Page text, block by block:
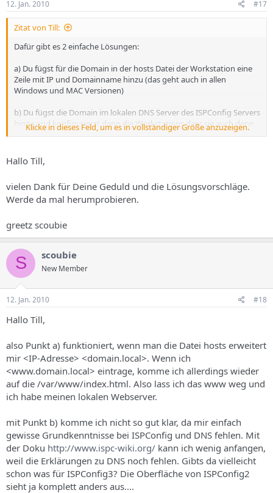
12. Jan. 2010 #17
Zitat von Till:
Dafür gibt es 2 einfache Lösungen:
a) Du fügst für die Domain in der hosts Datei der Workstation eine
Zeile mit IP und Domainname hinzu (das geht auch in allen
Windows und MAC Versionen)
b) Du fügst die Domain im lokalen DNS Server des ISPConfig Servers
hinzu und konfigurierst dann die Workstations dass sie auch denn
DNS Server mit abfragen.
Als Domainnamen eignen sich z.B. Endiúngen wie .int für intern
oder .local
Klicke in dieses Feld, um es in vollständiger Größe anzuzeigen.
Hallo Till,
vielen Dank für Deine Geduld und die Lösungsvorschläge.
Werde da mal herumprobieren.
greetz scoubie
S scoubie
New Member
12. Jan. 2010 #18
Hallo Till,
also Punkt a) funktioniert, wenn man die Datei hosts erweitert
mir <IP-Adresse> <domain.local>. Wenn ich
<www.domain.local> eintrage, komme ich allerdings wieder
auf die /var/www/index.html. Also lass ich das www weg und
ich habe meinen lokalen Webserver.
mit Punkt b) komme ich nicht so gut klar, da mir einfach
gewisse Grundkenntnisse bei ISPConfig und DNS fehlen. Mit
der Doku http://www.ispc-wiki.org/ kann ich wenig anfangen,
weil die Erklärungen zu DNS noch fehlen. Gibts da vielleicht
schon was für ISPConfig3? Die Oberfläche von ISPConfig2
sieht ja komplett anders aus....